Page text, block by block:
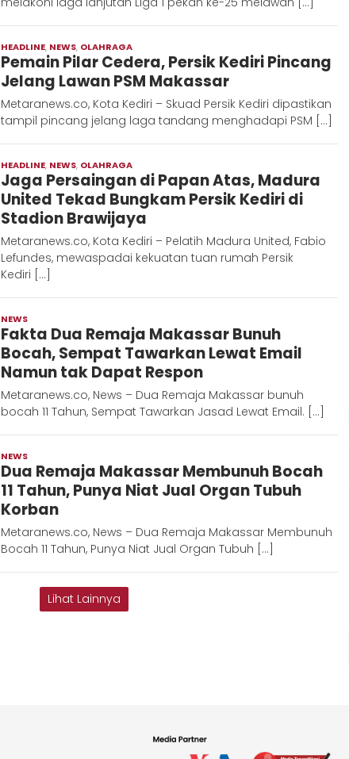
HEADLINE, NEWS, OLAHRAGA
Hadi
Pemain Pilar Cedera, Persik Kediri Pincang
Jelang Lawan PSM Makassar
Metaranews.co, Kota Kediri – Skuad Persik Kediri dipastikan
tampil pincang jelang laga tandang menghadapi PSM […]
HEADLINE, NEWS, OLAHRAGA
Hadi
Jaga Persaingan di Papan Atas, Madura
United Tekad Bungkam Persik Kediri di
Stadion Brawijaya
Metaranews.co, Kota Kediri – Pelatih Madura United, Fabio
Lefundes, mewaspadai kekuatan tuan rumah Persik
Kediri […]
NEWS
Metara
Fakta Dua Remaja Makassar Bunuh
Bocah, Sempat Tawarkan Lewat Email
Namun tak Dapat Respon
Metaranews.co, News – Dua Remaja Makassar bunuh
bocah 11 Tahun, Sempat Tawarkan Jasad Lewat Email. […]
NEWS
Metara
Dua Remaja Makassar Membunuh Bocah
11 Tahun, Punya Niat Jual Organ Tubuh
Korban
Metaranews.co, News – Dua Remaja Makassar Membunuh
Bocah 11 Tahun, Punya Niat Jual Organ Tubuh […]
Lihat Lainnya